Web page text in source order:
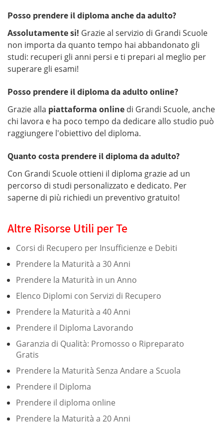
Posso prendere il diploma anche da adulto?
Assolutamente si! Grazie al servizio di Grandi Scuole
non importa da quanto tempo hai abbandonato gli
studi: recuperi gli anni persi e ti prepari al meglio per
superare gli esami!
Posso prendere il diploma da adulto online?
Grazie alla piattaforma online di Grandi Scuole, anche
chi lavora e ha poco tempo da dedicare allo studio può
raggiungere l'obiettivo del diploma.
Quanto costa prendere il diploma da adulto?
Con Grandi Scuole ottieni il diploma grazie ad un
percorso di studi personalizzato e dedicato. Per
saperne di più richiedi un preventivo gratuito!
Altre Risorse Utili per Te
Corsi di Recupero per Insufficienze e Debiti
Prendere la Maturità a 30 Anni
Prendere la Maturità in un Anno
Elenco Diplomi con Servizi di Recupero
Prendere la Maturità a 40 Anni
Prendere il Diploma Lavorando
Garanzia di Qualità: Promosso o Ripreparato
Gratis
Prendere la Maturità Senza Andare a Scuola
Prendere il Diploma
Prendere il diploma online
Prendere la Maturità a 20 Anni